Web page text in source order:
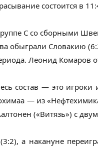
состоится в
С со сборными
обыграли Словакию
Леонид Комаров
состав — это
— из
(«Витязь») с
а накануне